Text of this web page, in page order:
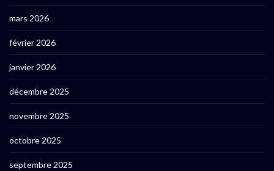
mars 2026
février 2026
janvier 2026
décembre 2025
novembre 2025
octobre 2025
septembre 2025